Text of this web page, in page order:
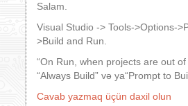
Salam.
Visual Studio -> Tools->Options-
>Build and Run.
“On Run, when projects are out
“Always Build” və ya“Prompt to
Cavab yazmaq üçün daxil olun